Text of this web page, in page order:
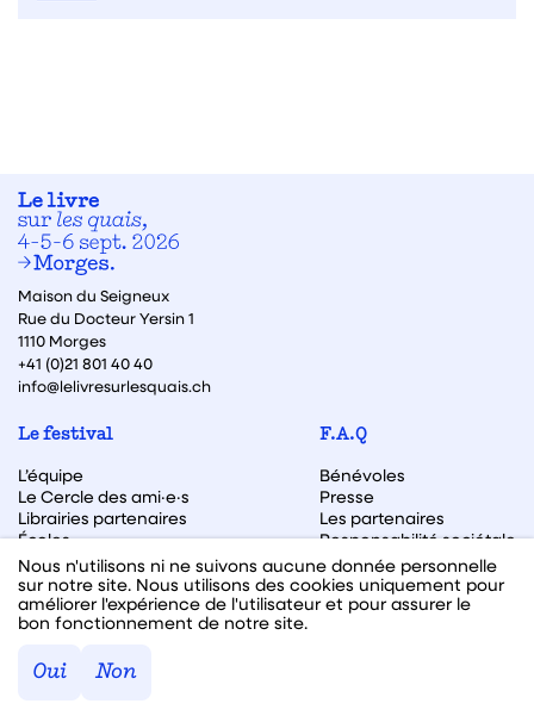
Maison du Seigneux
Rue du Docteur Yersin 1
1110 Morges
+41 (0)21 801 40 40
info@lelivresurlesquais.ch
Le festival
L’équipe
Le Cercle des ami·e·s
Librairies partenaires
Écoles
F.A.Q
Bénévoles
Presse
Les partenaires
Responsabilité sociétale
Archive des éditions
Archive des autrices et auteurs
Nous n'utilisons ni ne suivons aucune donnée personnelle
sur notre site. Nous utilisons des cookies uniquement pour
améliorer l'expérience de l'utilisateur et pour assurer le
bon fonctionnement de notre site.
Oui Non